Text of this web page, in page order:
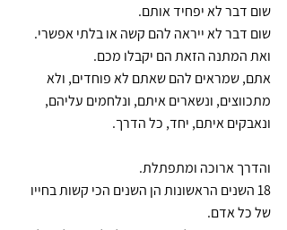
שום דבר לא יפחיד אותם.
שום דבר לא ייראה להם קשה או בלתי אפשרי.
ואת המתנה הזאת הם יקבלו מכם.
אתם, שמראים להם שאתם לא פוחדים, ולא
מתכווצים, ונשארים איתם, ונלחמים עליהם,
ונאבקים איתם, יחד, כל הדרך.
והדרך ארוכה ומתפתלת.
18 השנים הראשונות הן השנים הכי קשות בחייו
של כל אדם.